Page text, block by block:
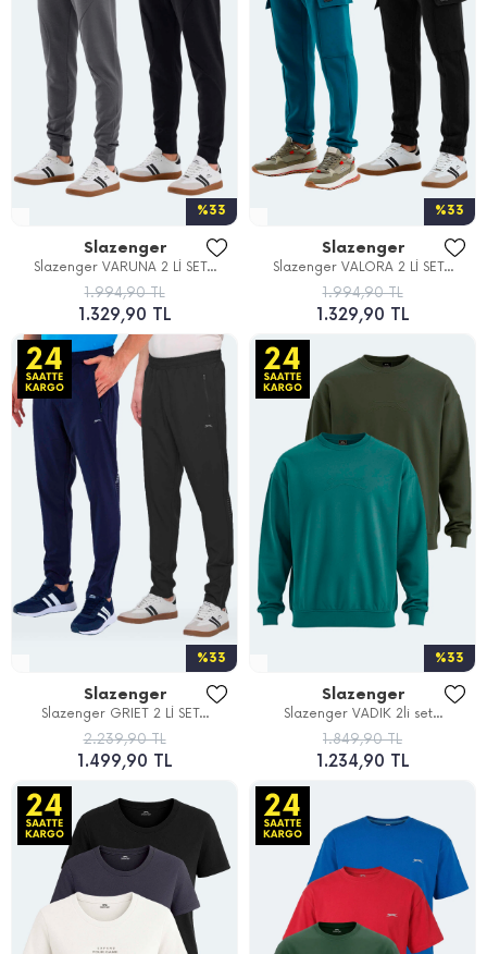
%33
Slazenger
Slazenger VARUNA 2 Lİ SET...
1.994,90 TL
1.329,90 TL
%33
Slazenger
Slazenger VALORA 2 Lİ SET...
1.994,90 TL
1.329,90 TL
%33
Slazenger
Slazenger GRIET 2 Lİ SET...
2.239,90 TL
1.499,90 TL
%33
Slazenger
Slazenger VADIK 2li set...
1.849,90 TL
1.234,90 TL